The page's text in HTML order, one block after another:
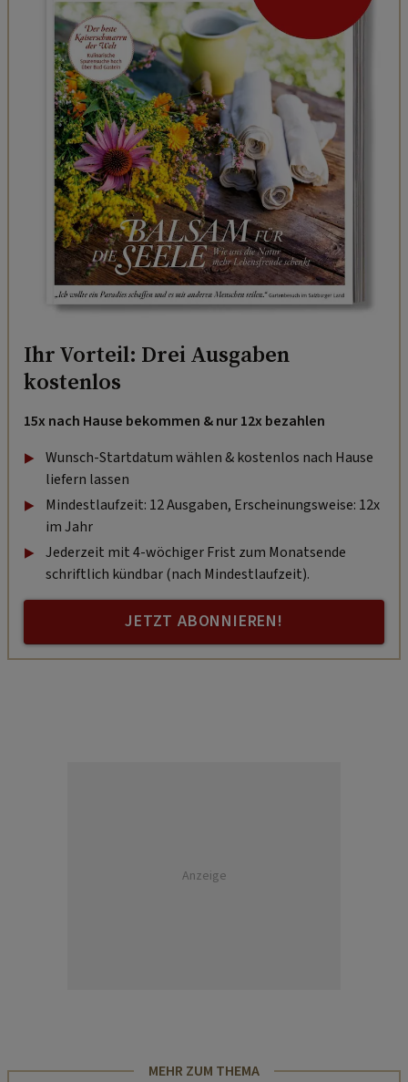
Ihr Vorteil: Drei Ausgaben
kostenlos
15x nach Hause bekommen & nur 12x bezahlen
Wunsch-Startdatum wählen & kostenlos nach Hause
liefern lassen
Mindestlaufzeit: 12 Ausgaben, Erscheinungsweise: 12x
im Jahr
Jederzeit mit 4-wöchiger Frist zum Monatsende
schriftlich kündbar (nach Mindestlaufzeit).
JETZT ABONNIEREN!
Anzeige
MEHR ZUM THEMA